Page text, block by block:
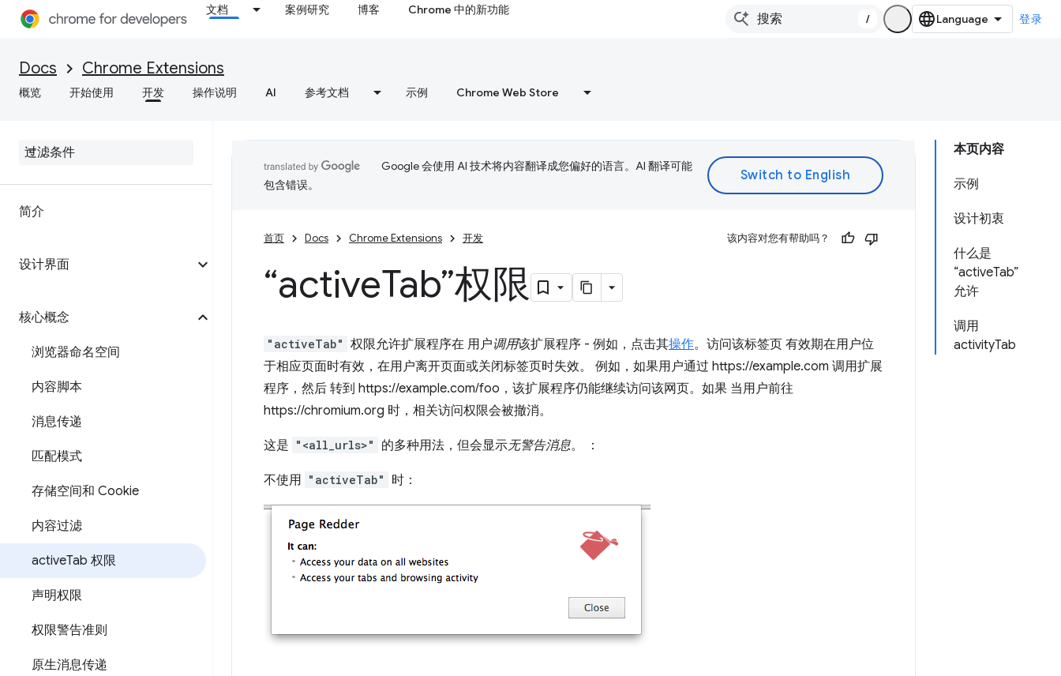
文档 案例研究 博客 Chrome 中的新功能
/ 登录
Docs Chrome Extensions
概览 开始使用 开发 操作说明 AI 参考文档 示例 Chrome Web Store
简介
设计界面
核心概念
浏览器命名空间
内容脚本
消息传递
匹配模式
存储空间和 Cookie
内容过滤
activeTab 权限
声明权限
权限警告准则
原生消息传递
本页内容
示例
设计初衷
什么是
“activeTab”
允许
调用
activityTab
Google 会使用 AI 技术将内容翻译成您偏好的语言。AI 翻译可能
包含错误。
首页 Docs Chrome Extensions 开发 该内容对您有帮助吗？
“activeTab”权限
"activeTab" 权限允许扩展程序在 用户调用该扩展程序 - 例如，点击其操作。访问该标签页 有效期在用户位
于相应页面时有效，在用户离开页面或关闭标签页时失效。 例如，如果用户通过 https://example.com 调用扩展
程序，然后 转到 https://example.com/foo，该扩展程序仍能继续访问该网页。如果 当用户前往
https://chromium.org 时，相关访问权限会被撤消。
这是 "<all_urls>" 的多种用法，但会显示无警告消息。 ：
不使用 "activeTab" 时：